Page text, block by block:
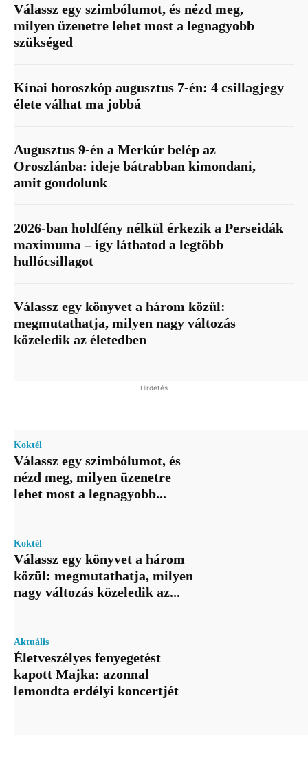
Válassz egy szimbólumot, és nézd meg,
milyen üzenetre lehet most a legnagyobb
szükséged
Kínai horoszkóp augusztus 7-én: 4 csillagjegy
élete válhat ma jobbá
Augusztus 9-én a Merkúr belép az
Oroszlánba: ideje bátrabban kimondani,
amit gondolunk
2026-ban holdfény nélkül érkezik a Perseidák
maximuma – így láthatod a legtöbb
hullócsillagot
Válassz egy könyvet a három közül:
megmutathatja, milyen nagy változás
közeledik az életedben
Hirdetés
Koktél
Válassz egy szimbólumot, és
nézd meg, milyen üzenetre
lehet most a legnagyobb...
Koktél
Válassz egy könyvet a három
közül: megmutathatja, milyen
nagy változás közeledik az...
Aktuális
Életveszélyes fenyegetést
kapott Majka: azonnal
lemondta erdélyi koncertjét